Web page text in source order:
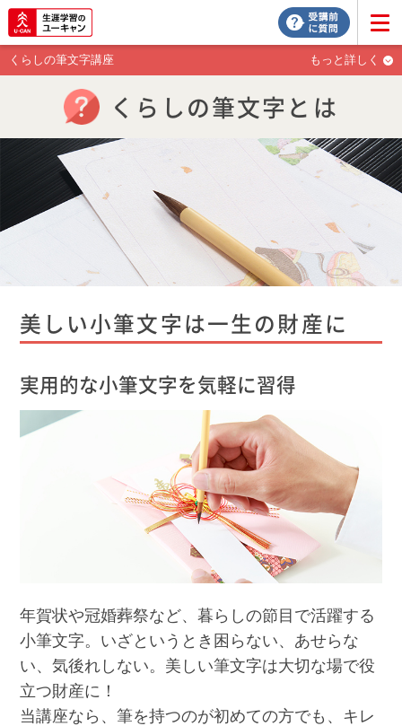
くらしの筆文字講座 もっと詳しく
くらしの筆文字とは
美しい小筆文字は一生の財産に
実用的な小筆文字を気軽に習得
年賀状や冠婚葬祭など、暮らしの節目で活躍する
小筆文字。いざというとき困らない、あせらな
い、気後れしない。美しい筆文字は大切な場で役
立つ財産に！
当講座なら、筆を持つのが初めての方でも、キレ